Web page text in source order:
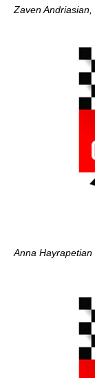
Zaven
Anna Hayrapetian